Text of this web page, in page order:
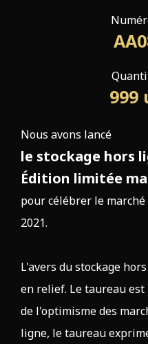
999
Nous avons lancé
le stockage hors
Édition limitée
pour célébrer le
2021.
L'avers du stockage
en relief. Le taureau
de l'optimisme des
ligne, le taureau